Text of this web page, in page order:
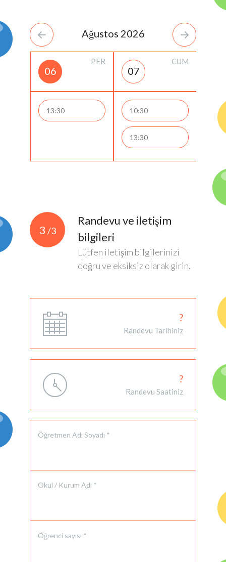
Ağustos 2026
06
PER
07
CUM
13:30 10:30
13:30
3 /3
Randevu ve iletişim
bilgileri
Lütfen iletişim bilgilerinizi
doğru ve eksiksiz olarak girin.
?
Randevu Tarihiniz
?
Randevu Saatiniz
Öğretmen Adı Soyadı *
Okul / Kurum Adı *
Öğrenci sayısı *